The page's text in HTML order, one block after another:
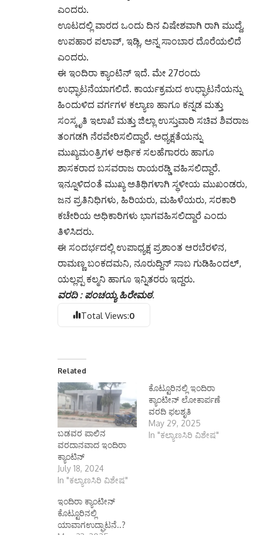
ಎಂದರು.
ಊಟದಲ್ಲಿ ವಾರದ ಒಂದು ದಿನ ವಿಷೇಶವಾಗಿ ರಾಗಿ ಮುದ್ದೆ,
ಉಪಹಾರ ಪಲಾವ್, ಇಡ್ಲಿ, ಅನ್ನ ಸಾಂಬಾರ ದೊರೆಯಲಿದೆ
ಎಂದರು.
ಈ ಇಂದಿರಾ ಕ್ಯಾಂಟಿನ್ ಇದೆ. ಮೇ 27ರಂದು
ಉಧ್ಘಾಟನೆಯಾಗಲಿದೆ. ಕಾರ್ಯಕ್ರಮದ ಉಧ್ಘಾಟನೆಯನ್ನು
ಹಿಂದುಳಿದ ವರ್ಗಗಳ ಕಲ್ಯಾಣ ಹಾಗೂ ಕನ್ನಡ ಮತ್ತು
ಸಂಸ್ಕೃತಿ ಇಲಾಖೆ ಮತ್ತು ಜಿಲ್ಲಾ ಉಸ್ತುವಾರಿ ಸಚಿವ ಶಿವರಾಜ
ತಂಗಡಗಿ ನೆರವೇರಿಸಲಿದ್ದಾರೆ. ಅಧ್ಯಕ್ಷತೆಯನ್ನು
ಮುಖ್ಯಮಂತ್ರಿಗಳ ಆರ್ಥಿಕ ಸಲಹೆಗಾರರು ಹಾಗೂ
ಶಾಸಕರಾದ ಬಸವರಾಜ ರಾಯರಡ್ಡಿ ವಹಿಸಲಿದ್ದಾರೆ.
ಇನ್ನೂಳಿದಂತೆ ಮುಖ್ಯ ಅತಿಥಿಗಳಾಗಿ ಸ್ಥಳೀಯ ಮುಖಂಡರು,
ಜನ ಪ್ರತಿನಿಧಿಗಳು, ಹಿರಿಯರು, ಮಹಿಳೆಯರು, ಸರಕಾರಿ
ಕಚೇರಿಯ ಅಧಿಕಾರಿಗಳು ಭಾಗವಹಿಸಲಿದ್ದಾರೆ ಎಂದು
ತಿಳಿಸಿದರು.
ಈ ಸಂದರ್ಭದಲ್ಲಿ ಉಪಾಧ್ಯಕ್ಷ ಪ್ರಶಾಂತ ಆರಬೆರಳಿನ,
ರಾಮಣ್ಣ ಬಂಕದಮನಿ, ನೂರುದ್ದಿನ್ ಸಾಬ ಗುಡಿಹಿಂದಲ್,
ಯಲ್ಲಪ್ಪ ಕಲ್ಮನಿ ಹಾಗೂ ಇನ್ನಿತರರು ಇದ್ದರು.
ವರದಿ : ಪಂಚಯ್ಯ ಹಿರೇಮಠ.
Total Views:0
Related
ಬಡವರ ಪಾಲಿನ
ವರದಾನವಾದ ಇಂದಿರಾ
ಕ್ಯಾಂಟಿನ್
July 18, 2024
In "ಕಲ್ಯಾಣಸಿರಿ ವಿಶೇಷ"
ಕೊಟ್ಟೂರಿನಲ್ಲಿ ಇಂದಿರಾ
ಕ್ಯಾಂಟೀನ್ ಲೋಕಾರ್ಪಣೆ
ವರದಿ ಫಲಶೃತಿ
May 29, 2025
In "ಕಲ್ಯಾಣಸಿರಿ ವಿಶೇಷ"
ಇಂದಿರಾ ಕ್ಯಾಂಟೀನ್
ಕೊಟ್ಟೂರಿನಲ್ಲಿ
ಯಾವಾಗಉದ್ಘಾಟನೆ..?